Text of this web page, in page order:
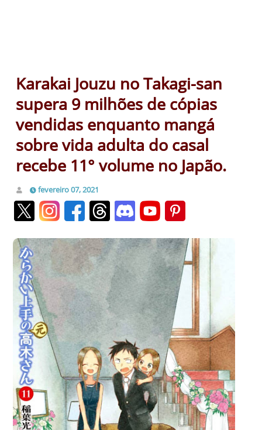
Karakai Jouzu no Takagi-san
supera 9 milhões de cópias
vendidas enquanto mangá
sobre vida adulta do casal
recebe 11° volume no Japão.
fevereiro 07, 2021